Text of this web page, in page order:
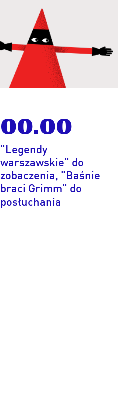
00.00
"Legendy
warszawskie" do
zobaczenia, "Baśnie
braci Grimm" do
posłuchania